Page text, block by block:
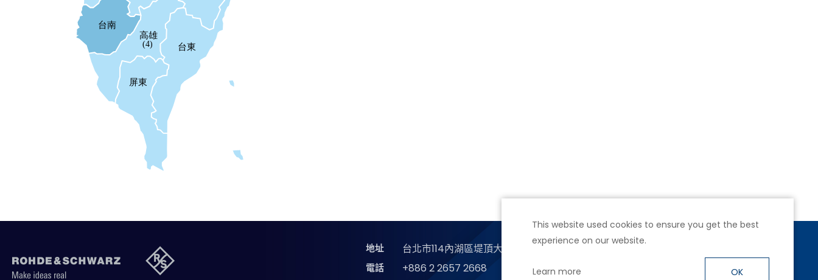
This website used cookies to ensure you get the best
experience on our website.
Learn more OK
台南
高雄
(4)
屏東
台東
地址 台北市114內湖區堤頂大道二段89號4樓
電話 +886 2 2657 2668